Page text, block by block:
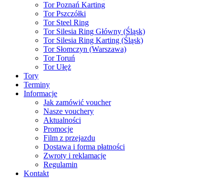
Tor Poznań Karting
Tor Pszczółki
Tor Steel Ring
Tor Silesia Ring Główny (Śląsk)
Tor Silesia Ring Karting (Śląsk)
Tor Słomczyn (Warszawa)
Tor Toruń
Tor Ułęż
Tory
Terminy
Informacje
Jak zamówić voucher
Nasze vouchery
Aktualności
Promocje
Film z przejazdu
Dostawa i forma płatności
Zwroty i reklamacje
Regulamin
Kontakt